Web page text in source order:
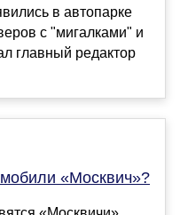
в автопарке
с "мигалками" и
главный редактор
«Москвич»?